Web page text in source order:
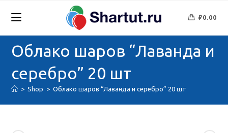
₽0.00
Облако шаров “Лаванда и
серебро” 20 шт
> Shop > Облако шаров “Лаванда и серебро” 20 шт